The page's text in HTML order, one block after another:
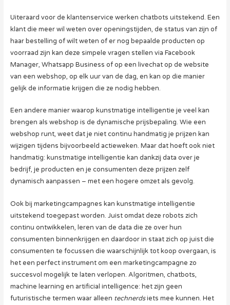
Uiteraard voor de klantenservice werken chatbots uitstekend. Een
klant die meer wil weten over openingstijden, de status van zijn of
haar bestelling of wilt weten of er nog bepaalde producten op
voorraad zijn kan deze simpele vragen stellen via Facebook
Manager, Whatsapp Business of op een livechat op de website
van een webshop, op elk uur van de dag, en kan op die manier
gelijk de informatie krijgen die ze nodig hebben.
Een andere manier waarop kunstmatige intelligentie je veel kan
brengen als webshop is de dynamische prijsbepaling. Wie een
webshop runt, weet dat je niet continu handmatig je prijzen kan
wijzigen tijdens bijvoorbeeld actieweken. Maar dat hoeft ook niet
handmatig: kunstmatige intelligentie kan dankzij data over je
bedrijf, je producten en je consumenten deze prijzen zelf
dynamisch aanpassen – met een hogere omzet als gevolg.
Ook bij marketingcampagnes kan kunstmatige intelligentie
uitstekend toegepast worden. Juist omdat deze robots zich
continu ontwikkelen, leren van de data die ze over hun
consumenten binnenkrijgen en daardoor in staat zich op juist die
consumenten te focussen die waarschijnlijk tot koop overgaan, is
het een perfect instrument om een marketingcampagne zo
succesvol mogelijk te laten verlopen. Algoritmen, chatbots,
machine learning en artificial intelligence: het zijn geen
futuristische termen waar alleen technerdsiets mee kunnen. Het